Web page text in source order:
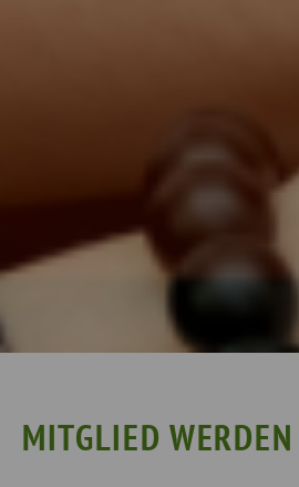
MITGLIED WERDEN